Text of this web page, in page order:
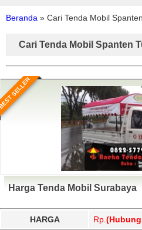
Beranda » Cari Tenda Mobil
Cari Tenda Mobil Spanten
SELLER
Harga Tenda Mobil Surabaya
HARGA Rp.